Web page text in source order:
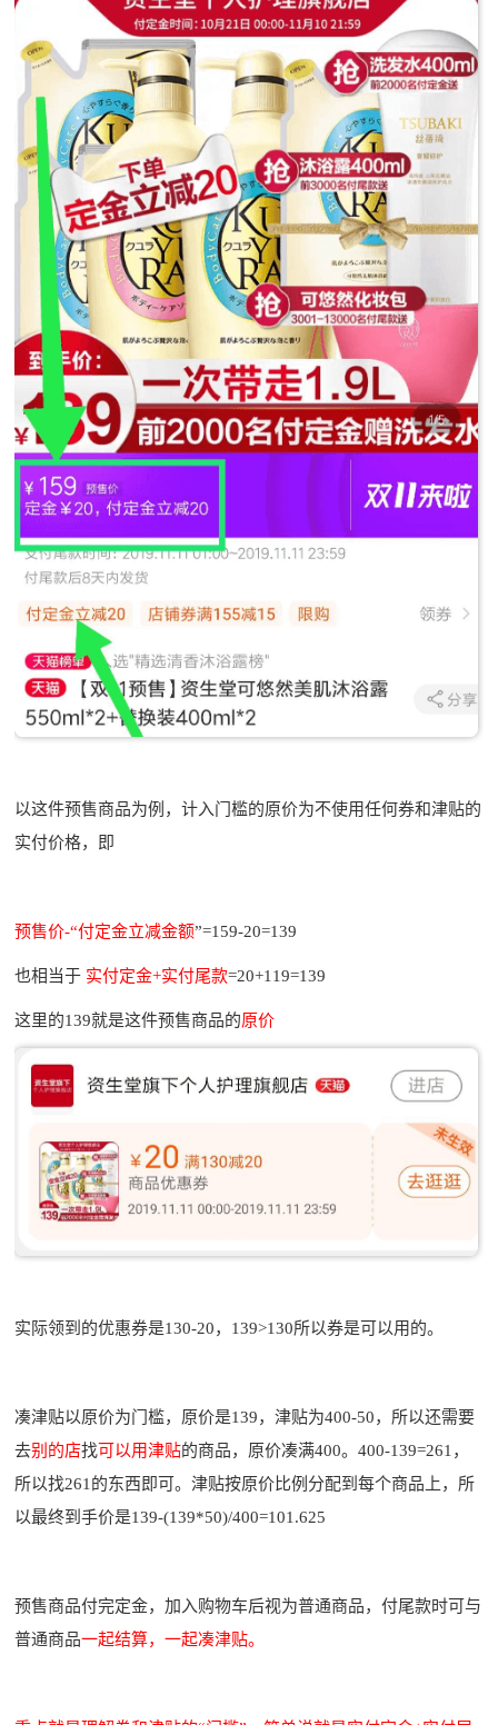
以这件预售商品为例，计入门槛的原价为不使用任何券和津贴的
实付价格，即
预售价-“付定金立减金额”=159-20=139
也相当于 实付定金+实付尾款=20+119=139
这里的139就是这件预售商品的原价
实际领到的优惠券是130-20，139>130所以券是可以用的。
凑津贴以原价为门槛，原价是139，津贴为400-50，所以还需要
去别的店找可以用津贴的商品，原价凑满400。400-139=261，
所以找261的东西即可。津贴按原价比例分配到每个商品上，所
以最终到手价是139-(139*50)/400=101.625
预售商品付完定金，加入购物车后视为普通商品，付尾款时可与
普通商品一起结算，一起凑津贴。